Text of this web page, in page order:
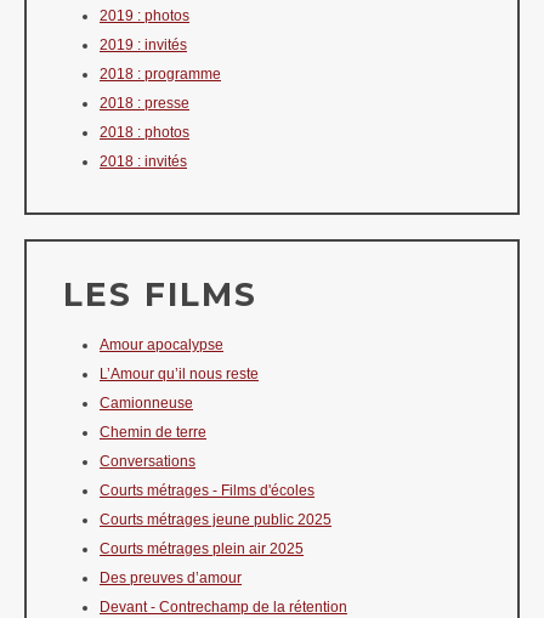
2019 : photos
2019 : invités
2018 : programme
2018 : presse
2018 : photos
2018 : invités
LES FILMS
Amour apocalypse
L’Amour qu’il nous reste
Camionneuse
Chemin de terre
Conversations
Courts métrages - Films d'écoles
Courts métrages jeune public 2025
Courts métrages plein air 2025
Des preuves d’amour
Devant - Contrechamp de la rétention